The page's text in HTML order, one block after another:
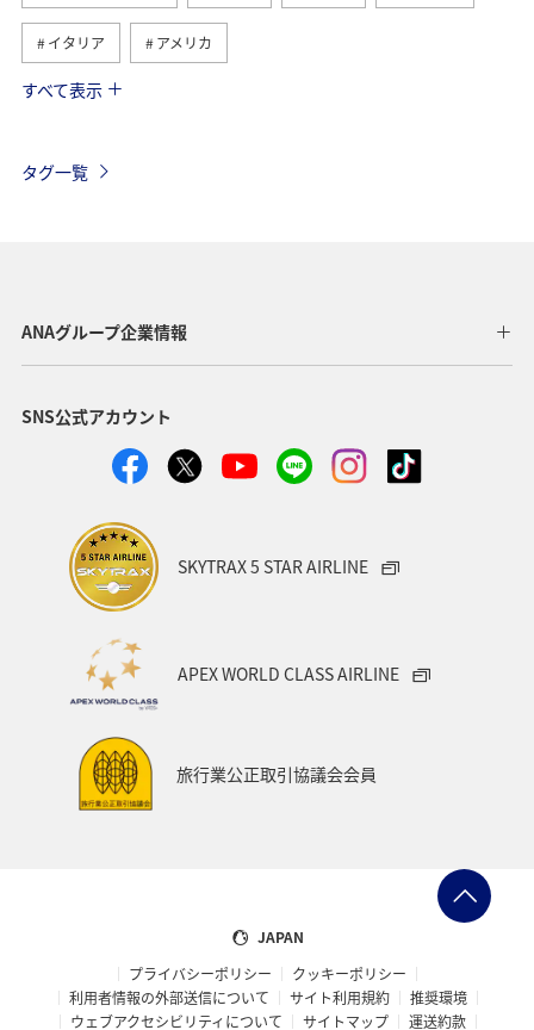
イタリア アメリカ
グルメ
歴史・文化・芸術 温泉 秋 韓国 春
冬 フィリピン
マイルを使う 兵庫県 年末年始 趣味
関西地方
ANAショッピング A-style
ANAマイレージクラブ
サイクリング
アプリ AMC会員専用サービス
旅の準備
すべて表示
タグ一覧
ANAグループ企業情報
SNS公式アカウント
SKYTRAX 5 STAR AIRLINE
APEX WORLD CLASS AIRLINE
旅行業公正取引協議会会員
JAPAN
プライバシーポリシー
クッキーポリシー
利用者情報の外部送信について
サイト利用規約
推奨環境
ウェブアクセシビリティについて
サイトマップ 運送約款